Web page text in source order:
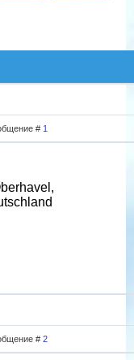
# 1
# 2